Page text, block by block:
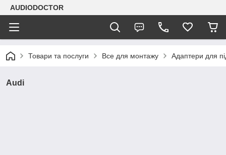
AUDIODOCTOR
Товари та послуги Все для монтажу Адаптери для
Audi